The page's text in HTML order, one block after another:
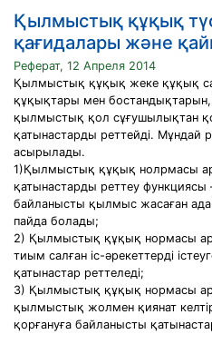
Қылмыстық құқық
қағидалары және
Реферат, 12 Апреля 2014
Қылмыстық құқық жеке құқық
құқықтары мен
қылмыстық қол сұғушылықтан
қатынастарды реттейді. Мұндай
асырылады.
1)Қылмыстық құқық нолрмасы
қатынастарды реттеу функциясы
байланысты қылмыс жасаған
пайда болады;
2) Қылмыстық құқық нормасы
тиым салған іс-әрекеттерді
қатынастар реттеледі;
3) Қылмыстық құқық нормасы
қылмыстық жолмен қиянат
қорғануға байланысты